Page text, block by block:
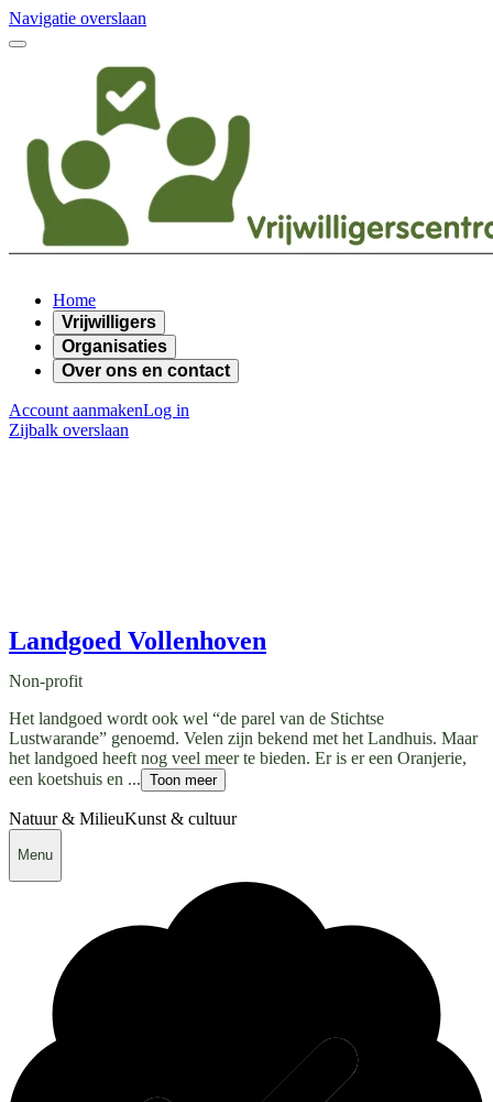
Navigatie overslaan
Home
Vrijwilligers
Organisaties
Over ons en contact
Account aanmakenLog in
Zijbalk overslaan
Landgoed Vollenhoven
Non-profit
Het landgoed wordt ook wel “de parel van de Stichtse
Lustwarande” genoemd. Velen zijn bekend met het Landhuis. Maar
het landgoed heeft nog veel meer te bieden. Er is er een Oranjerie,
een koetshuis en ... Toon meer
Natuur & MilieuKunst & cultuur
Menu